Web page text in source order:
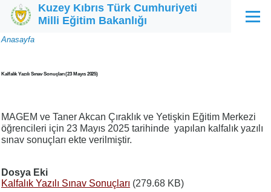
Ana içeriğe atla
Kuzey Kıbrıs Türk Cumhuriyeti
Milli Eğitim Bakanlığı
Menü
Sayfa
Anasayfa
Kalfalık Yazılı Sınav Sonuçları (23 Mayıs 2025)
MAGEM ve Taner Akcan Çıraklık ve Yetişkin Eğitim Merkezi
öğrencileri için 23 Mayıs 2025 tarihinde yapılan kalfalık yazılı
sınav sonuçları ekte verilmiştir.
Dosya Eki
Kalfalık Yazılı Sınav Sonuçları (279.68 KB)